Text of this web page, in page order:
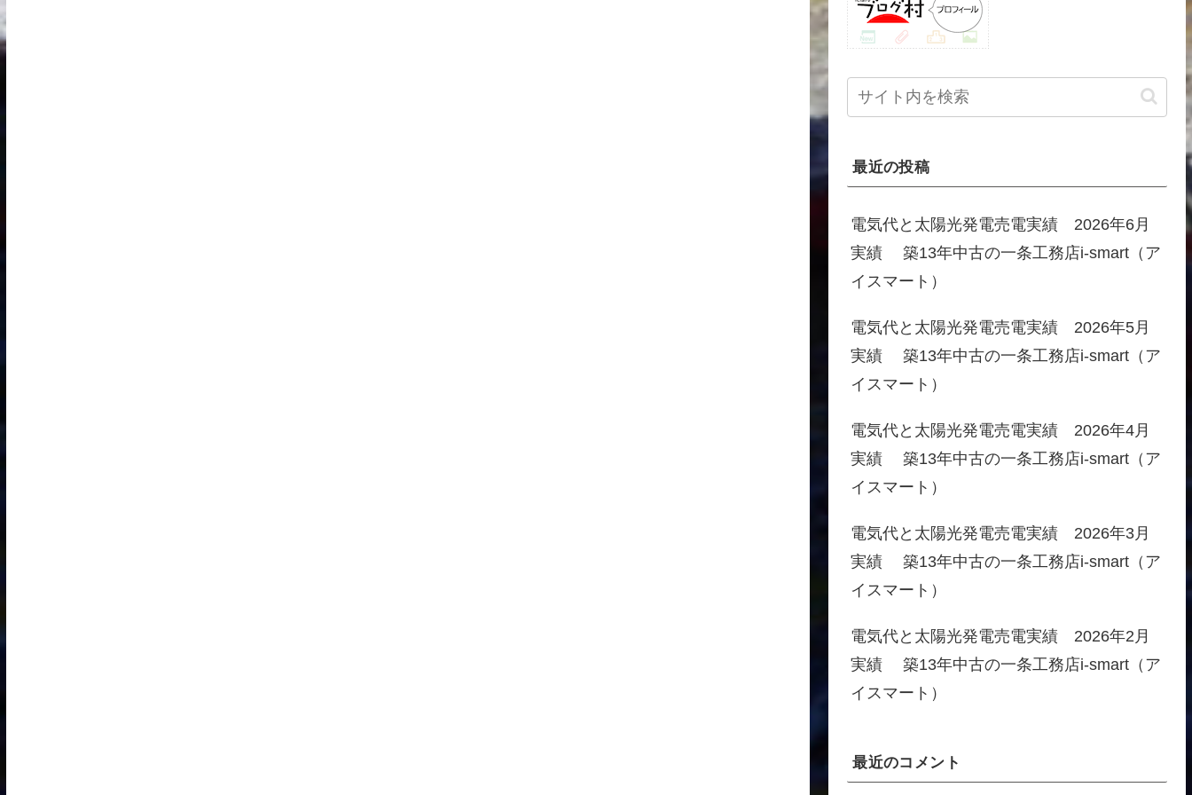
最近の投稿
電気代と太陽光発電売電実績 2026年6月
実績 築13年中古の一条工務店i-smart（ア
イスマート）
電気代と太陽光発電売電実績 2026年5月
実績 築13年中古の一条工務店i-smart（ア
イスマート）
電気代と太陽光発電売電実績 2026年4月
実績 築13年中古の一条工務店i-smart（ア
イスマート）
電気代と太陽光発電売電実績 2026年3月
実績 築13年中古の一条工務店i-smart（ア
イスマート）
電気代と太陽光発電売電実績 2026年2月
実績 築13年中古の一条工務店i-smart（ア
イスマート）
最近のコメント